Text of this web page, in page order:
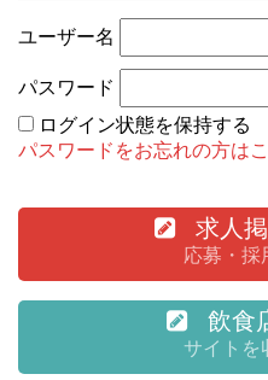
ユーザー名
パスワード
ログイン状態を保持する
パスワードをお忘れの方は
求人
応募・採
飲食
サイトを